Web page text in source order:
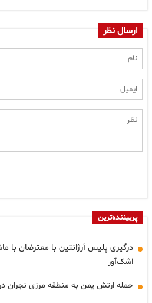
ارسال نظر
پربیننده‌ترین
درگیری پلیس آرژانتین با معترضان با
اشک‌آور
حمله ارتش یمن به منطقه مرزی نجران